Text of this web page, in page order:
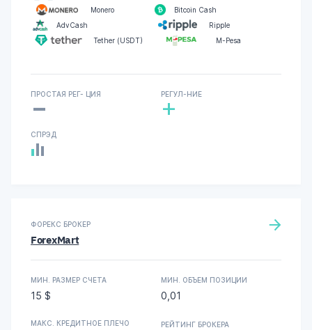
Monero
Bitcoin Cash
AdvCash
Ripple
Tether (USDT)
M-Pesa
ПРОСТАЯ РЕГ- ЦИЯ
- РЕГУЛ-НИЕ
+
СПРЭД
ФОРЕКС БРОКЕР
ForexMart
МИН. РАЗМЕР СЧЕТА
15 $
МИН. ОБЪЕМ ПОЗИЦИИ
0,01
МАКС. КРЕДИТНОЕ ПЛЕЧО РЕЙТИНГ БРОКЕРА